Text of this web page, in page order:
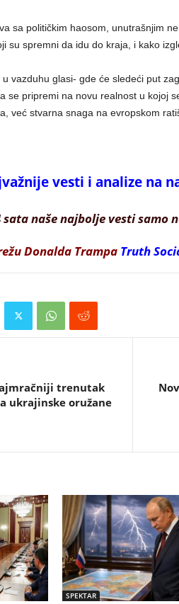
sa političkim haosom, unutrašnjim
su spremni da idu do kraja, i kako
u vazduhu glasi- gde će sledeći put
se pripremi na novu realnost u kojoj
već stvarna snaga na evropskom
vesti i analize na
naše najbolje vesti samo
Donalda Trampa Truth
trenutak
ukrajinske oružane
SPEKTAR